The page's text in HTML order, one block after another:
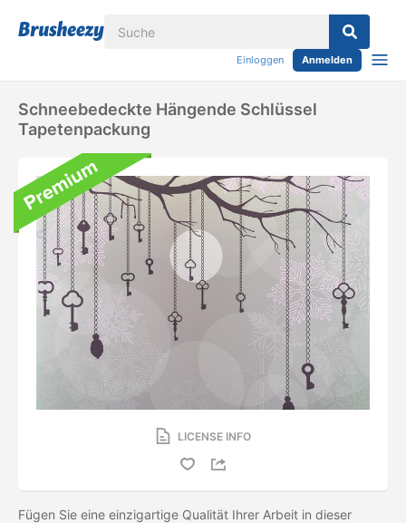
Einloggen Anmelden
Schneebedeckte Hängende Schlüssel
Tapetenpackung
LICENSE INFO
Fügen Sie eine einzigartige Qualität Ihrer Arbeit in dieser